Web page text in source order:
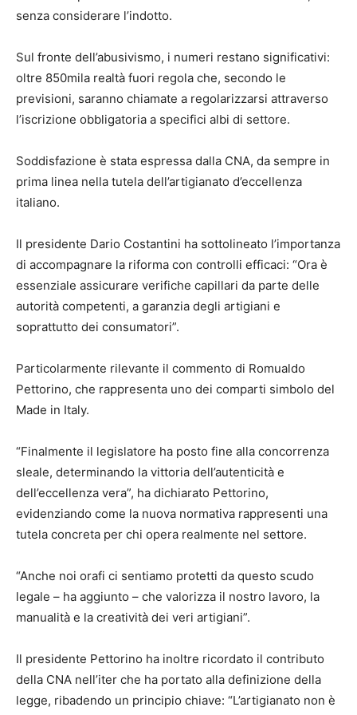
senza considerare l’indotto.
Sul fronte dell’abusivismo, i numeri restano significativi:
oltre 850mila realtà fuori regola che, secondo le
previsioni, saranno chiamate a regolarizzarsi attraverso
l’iscrizione obbligatoria a specifici albi di settore.
Soddisfazione è stata espressa dalla CNA, da sempre in
prima linea nella tutela dell’artigianato d’eccellenza
italiano.
Il presidente Dario Costantini ha sottolineato l’importanza
di accompagnare la riforma con controlli efficaci: “Ora è
essenziale assicurare verifiche capillari da parte delle
autorità competenti, a garanzia degli artigiani e
soprattutto dei consumatori”.
Particolarmente rilevante il commento di Romualdo
Pettorino, che rappresenta uno dei comparti simbolo del
Made in Italy.
“Finalmente il legislatore ha posto fine alla concorrenza
sleale, determinando la vittoria dell’autenticità e
dell’eccellenza vera”, ha dichiarato Pettorino,
evidenziando come la nuova normativa rappresenti una
tutela concreta per chi opera realmente nel settore.
“Anche noi orafi ci sentiamo protetti da questo scudo
legale – ha aggiunto – che valorizza il nostro lavoro, la
manualità e la creatività dei veri artigiani”.
Il presidente Pettorino ha inoltre ricordato il contributo
della CNA nell’iter che ha portato alla definizione della
legge, ribadendo un principio chiave: “L’artigianato non è